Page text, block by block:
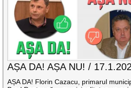
AȘA DA! AȘA NU! /
AȘA DA! Florin Cazacu, primarul